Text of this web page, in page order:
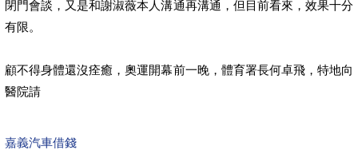
閉門會談，又是和謝淑薇本人溝通再溝通，但目前看來，效果十分
有限。
顧不得身體還沒痊癒，奧運開幕前一晚，體育署長何卓飛，特地向
醫院請
嘉義汽車借錢